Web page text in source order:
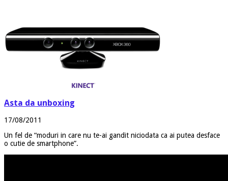
Asta da unboxing
17/08/2011
Un fel de “moduri in care nu te-ai gandit niciodata ca ai putea desface
o cutie de smartphone”.